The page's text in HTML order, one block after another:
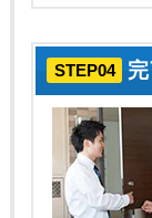
STEP04